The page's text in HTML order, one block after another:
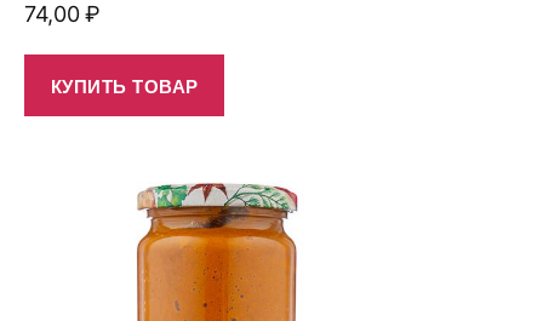
74,00₽
КУПИТЬ ТОВАР